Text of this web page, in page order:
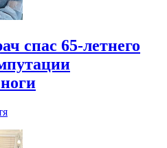
спас 65-летнего